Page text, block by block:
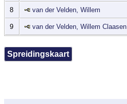
8 van der Velden, Willem
9 van der Velden, Willem Claasen
Spreidingskaart